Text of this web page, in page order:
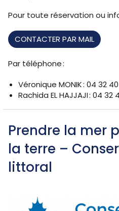
Pour toute réservation ou
CONTACTER PAR MAIL
Par téléphone :
Véronique MONIK : 04 32
Rachida EL HAJJAJI : 04 32
Prendre la mer
la terre –
littoral